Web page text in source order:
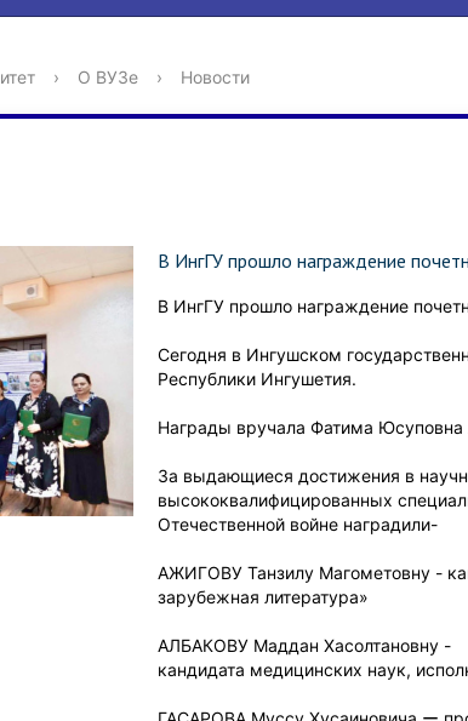
› О ВУЗе › Новости
В ИнгГУ прошло награждение
В ИнгГУ прошло награждение
Сегодня в Ингушском
Республики Ингушетия.
Награды вручала Фатима Юсуповна
За выдающиеся достижения в
высококвалифицированных
Отечественной войне наградили-
АЖИГОВУ Танзилу Магометовну -
зарубежная литература»
АЛБАКОВУ Маддан Хасолтановну -
кандидата медицинских наук,